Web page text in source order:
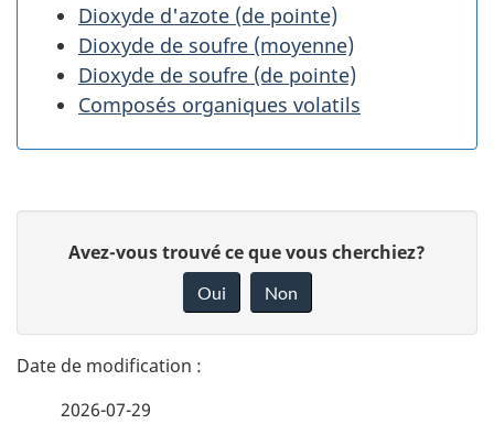
Dioxyde d'azote (de pointe)
Dioxyde de soufre (moyenne)
Dioxyde de soufre (de pointe)
Composés organiques volatils
t
a
n
Avez-vous trouvé ce que vous cherchiez?
Oui Non
2026-07-29